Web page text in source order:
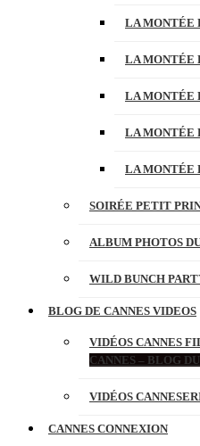
LA MONTÉE
LA MONTÉE
LA MONTÉE
LA MONTÉE
LA MONTÉE
SOIRÉE PETIT
ALBUM PHOTOS
WILD BUNCH
BLOG DE CANNES VIDEOS
VIDÉOS CANNES
CANNES – BLOG
VIDÉOS
CANNES CONNEXION